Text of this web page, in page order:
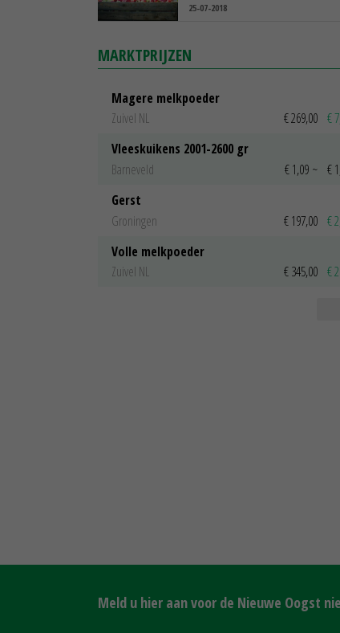
25-07-2018
MARKTPRIJZEN
Magere melkpoeder
Zuivel NL
€ 269,00 €
Vleeskuikens 2001-2600 gr
Barneveld
€ 1,09 ~ €
Gerst
Groningen
€ 197,00 €
Volle melkpoeder
Zuivel NL
€ 345,00 €
Meld u hier aan voor de Nieuwe Oogst